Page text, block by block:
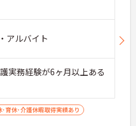
アルバイト
実務経験が6ヶ月以上ある
･育休･介護休暇取得実績あり